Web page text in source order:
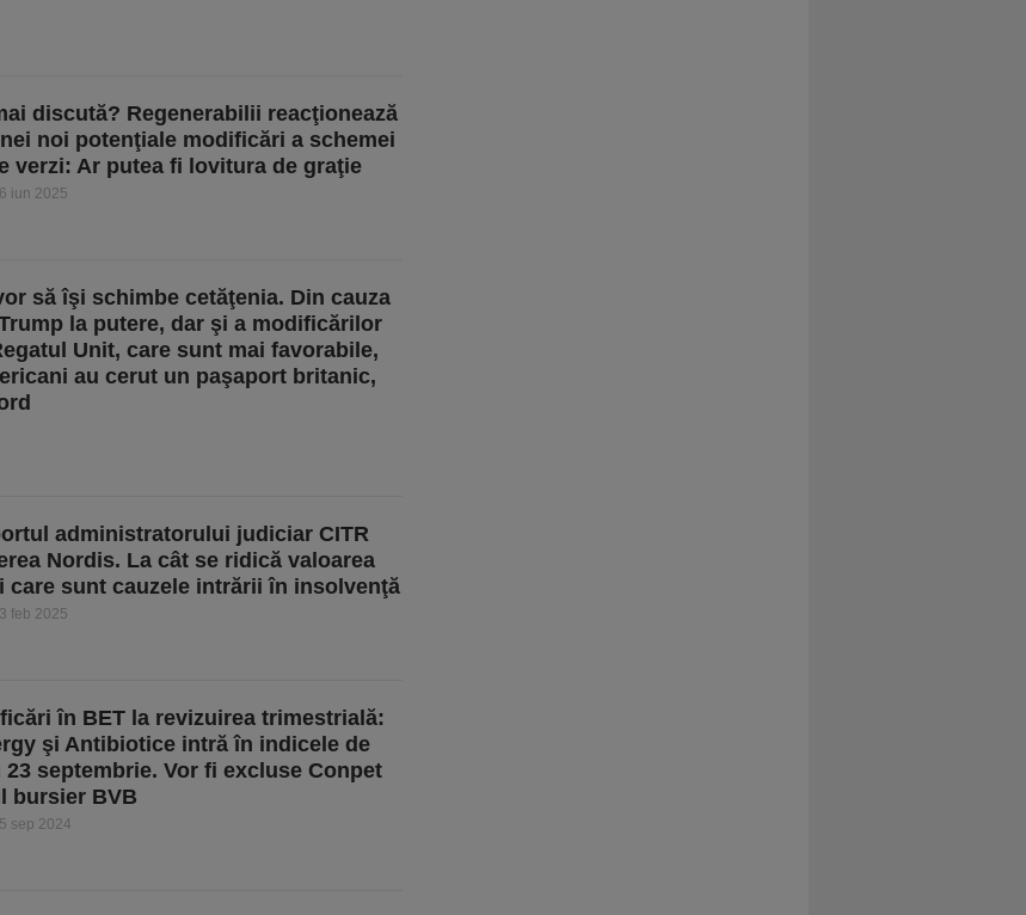
discută? Regenerabilii reacţionează
noi potenţiale modificări a schemei
verzi: Ar putea fi lovitura de graţie
6 iun 2025
să îşi schimbe cetăţenia. Din cauza
la putere, dar şi a modificărilor
Unit, care sunt mai favorabile,
au cerut un paşaport britanic,
administratorului judiciar CITR
Nordis. La cât se ridică valoarea
care sunt cauzele intrării în insolvenţă
3 feb 2025
în BET la revizuirea trimestrială:
şi Antibiotice intră în indicele de
septembrie. Vor fi excluse Conpet
bursier BVB
5 sep 2024